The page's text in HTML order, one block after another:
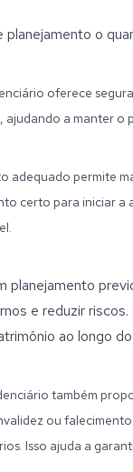
o
oferece
a manter o
adequado permite
certo para iniciar
e reduzir riscos.
ao longo
também
ou
Isso ajuda a